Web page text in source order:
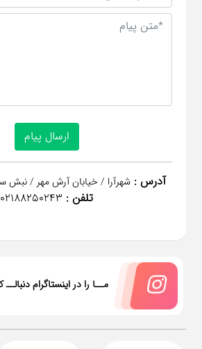
آدرس : شهرآرا / خیابان آرش مهر / نبش
تلفن : 02188250243
مــا را در اینستاگرام دنبالــ